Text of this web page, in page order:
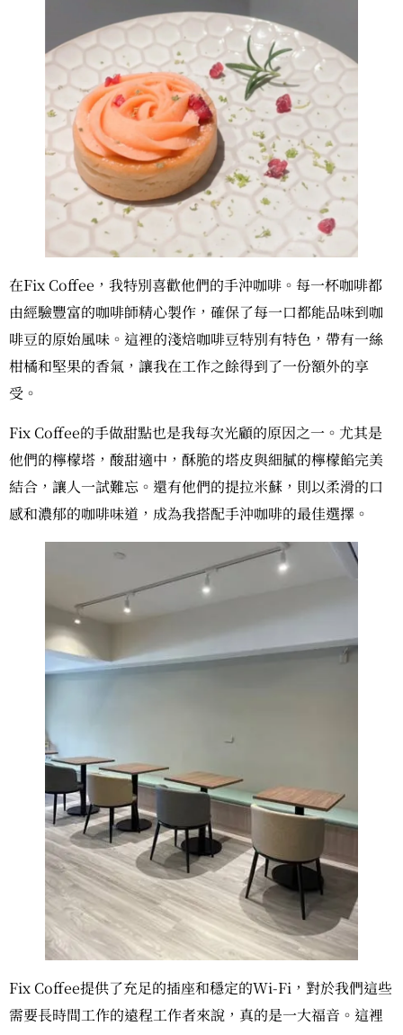
在Fix Coffee，我特別喜歡他們的手沖咖啡。每一杯咖啡都
由經驗豐富的咖啡師精心製作，確保了每一口都能品味到咖
啡豆的原始風味。這裡的淺焙咖啡豆特別有特色，帶有一絲
柑橘和堅果的香氣，讓我在工作之餘得到了一份額外的享
受。
Fix Coffee的手做甜點也是我每次光顧的原因之一。尤其是
他們的檸檬塔，酸甜適中，酥脆的塔皮與細膩的檸檬餡完美
結合，讓人一試難忘。還有他們的提拉米蘇，則以柔滑的口
感和濃郁的咖啡味道，成為我搭配手沖咖啡的最佳選擇。
Fix Coffee提供了充足的插座和穩定的Wi-Fi，對於我們這些
需要長時間工作的遠程工作者來說，真的是一大福音。這裡